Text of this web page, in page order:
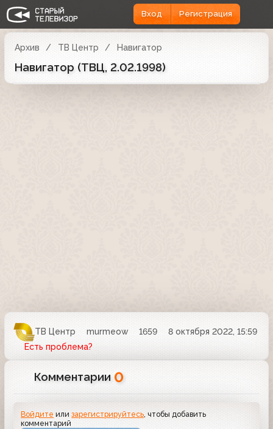
Вход Регистрация
Архив ТВ Центр Навигатор
Навигатор (ТВЦ, 2.02.1998)
ТВ Центр murmeow 1659
8 октября 2022, 15:59
Есть проблема?
Комментарии 0
Войдите илизарегистрируйтесь , чтобы добавить
комментарий